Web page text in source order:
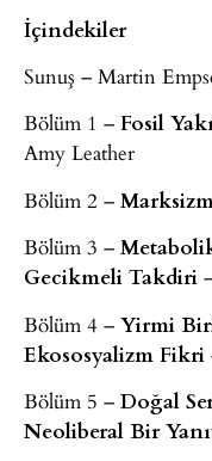
İçindekiler
Sunuş – Martin
Bölüm 1 – Fosil
Amy Leather
Bölüm 2 –
Bölüm 3 –
Gecikmeli Takdiri
Bölüm 4 – Yirmi
Ekososyalizm Fikri
Bölüm 5 – Doğal
Neoliberal Bir